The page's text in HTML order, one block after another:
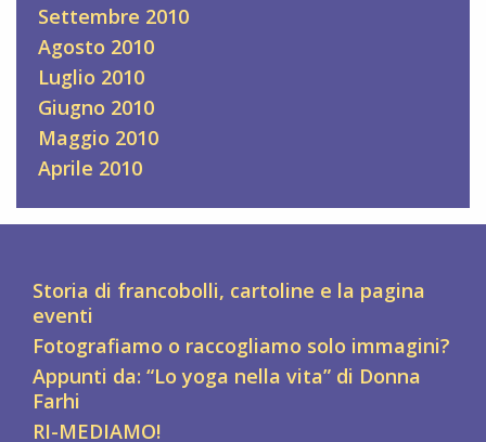
Settembre 2010
Agosto 2010
Luglio 2010
Giugno 2010
Maggio 2010
Aprile 2010
Storia di francobolli, cartoline e la pagina
eventi
Fotografiamo o raccogliamo solo immagini?
Appunti da: “Lo yoga nella vita” di Donna
Farhi
RI-MEDIAMO!